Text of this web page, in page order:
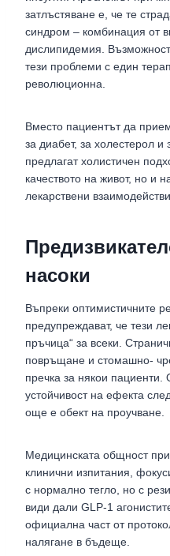
затлъстяване е, че те
синдром – комбинация от
дислипидемия.
тези проблеми с един
революционна.
Вместо пациентът да
за диабет, за холестерол и
предлагат холистичен
качеството на живот, но и
лекарствени
насоки
Въпреки оптимистичните
предупреждават, че тези
пръчица“ за всеки.
повръщане и стомашно-
пречка за някои пациенти.
устойчивост на ефекта
още е обект на проучване.
Медицинската общност
клинични изпитания,
с нормално тегло, но с
види дали GLP-1
официална част от
налягане в бъдеще.